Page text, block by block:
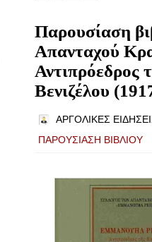
Παρουσίαση
Απανταχού
Αντιπρόεδρος
Βενιζέλου
ΑΡΓΟΛΙΚΕΣ
ΠΑΡΟΥΣΙΑΣΗ ΒΙΒΛΙΟΥ